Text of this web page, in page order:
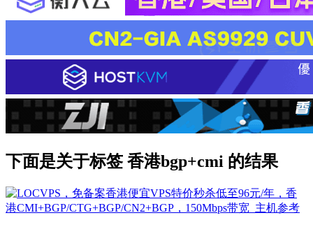
下面是关于标签 香港bgp+cmi 的结果